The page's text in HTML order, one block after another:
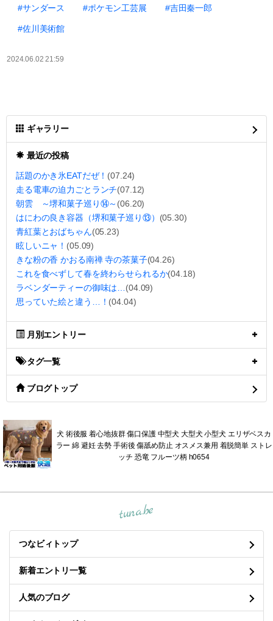
#サンダース
#ポケモン工芸展 #吉田秦一郎
#佐川美術館
2024.06.02 21:59
ギャラリー
最近の投稿
話題のかき氷EATだぜ！ (07.24)
走る電車の迫力ごとランチ(07.12)
朝雲 ～堺和菓子巡り⑭～ (06.20)
はにわの良き容器（堺和菓子巡り⑬） (05.30)
青紅葉とおばちゃん(05.23)
眩しいニャ！ (05.09)
きな粉の香 かおる南禅 寺の茶菓子(04.26)
これを食べずして春を終わらせられるか(04.18)
ラベンダーティーの御味は…(04.09)
思っていた絵と違う…！ (04.04)
月別エントリー
タグ一覧
ブログトップ
犬 術後服 着心地抜群 傷口保護 中型犬 大型犬 小型犬 エリザベスカ
ラー 綿 避妊 去勢 手術後 傷舐め防止 オスメス兼用 着脱簡単 ストレ
ッチ 恐竜 フルーツ柄 h0654
tuna.be
つなビィトップ
新着エントリ一覧
人気のブログ